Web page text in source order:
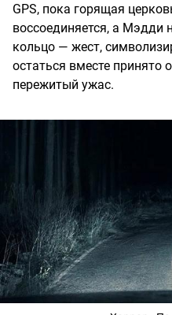
GPS, пока горящая
воссоединяется, а Мэдди
кольцо — жест,
остаться вместе принято
пережитый ужас.